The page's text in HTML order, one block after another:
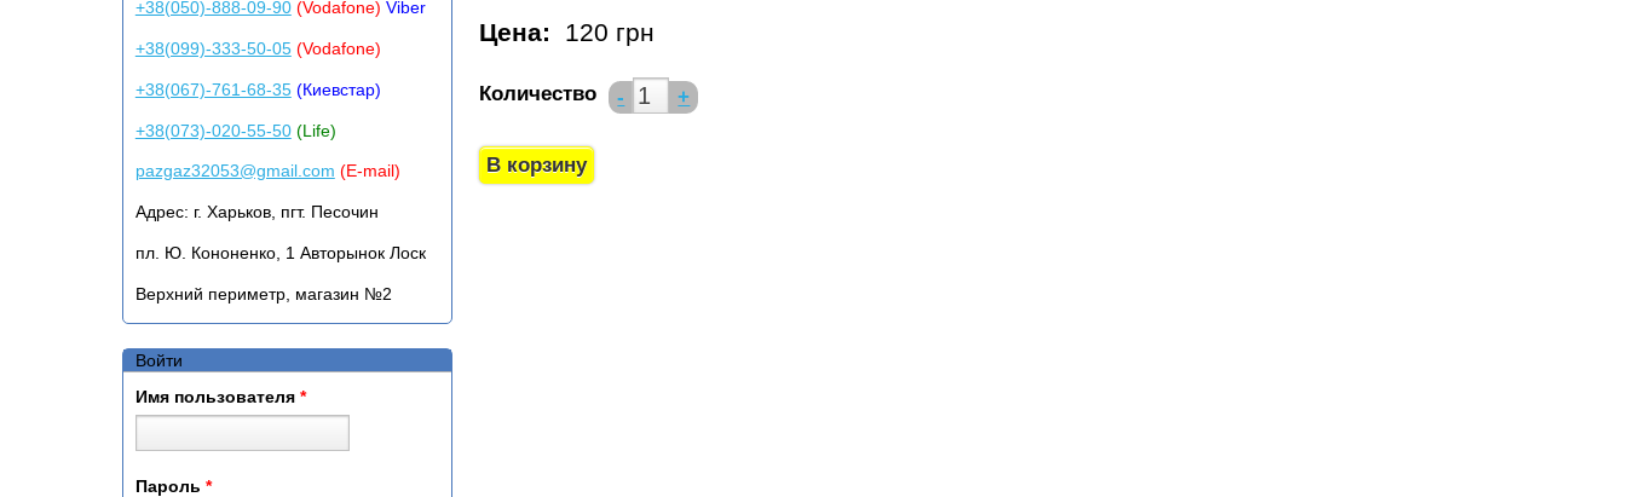
Цена: 120 грн
Количество - +
+38(050)-888-09-90(Vodafone) Viber
+38(099)-333-50-05(Vodafone)
+38(067)-761-68-35(Киевстар)
+38(073)-020-55-50(Life)
pazgaz32053@gmail.com (E-mail)
Адрес: г. Харьков, пгт. Песочин
пл. Ю. Кононенко, 1 Авторынок Лоск
Верхний периметр, магазин №2
Войти
Имя пользователя *
Пароль *